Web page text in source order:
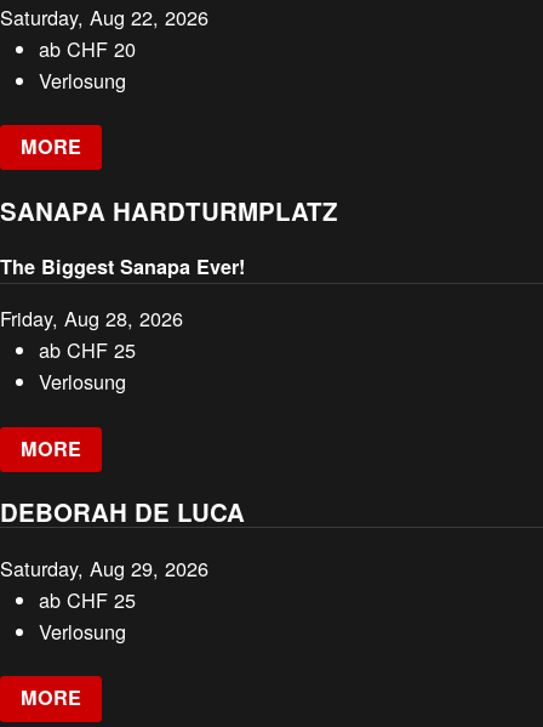
Saturday, Aug 22, 2026
abCHF 20
Verlosung
MORE
SANAPA HARDTURMPLATZ
The Biggest Sanapa Ever!
Friday, Aug 28, 2026
abCHF 25
Verlosung
MORE
DEBORAH DE LUCA
Saturday, Aug 29, 2026
abCHF 25
Verlosung
MORE